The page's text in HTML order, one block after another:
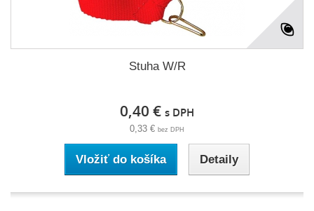
Stuha W/R
0,40 € s DPH
0,33 € bez DPH
Vložiť do košíka Detaily